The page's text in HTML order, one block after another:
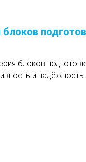
блоков
блоков
и надёжность